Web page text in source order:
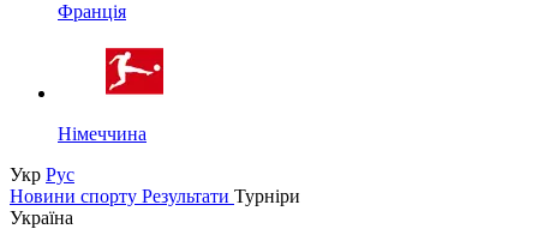
Франція
Німеччина
Укр Рус
Новини спорту Результати Турніри
Україна